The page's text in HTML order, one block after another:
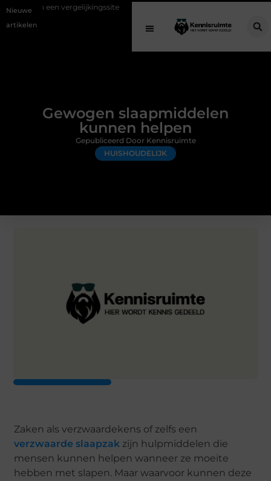
Nieuwe
artikelen
Schenking aan een goed doel: waarom geven
Gewogen slaapmiddelen
kunnen helpen
HUISHOUDELIJK
Gepubliceerd Door Kennisruimte
Zaken als verzwaardekens of zelfs een
verzwaarde slaapzak zijn hulpmiddelen die
mensen kunnen helpen wanneer ze moeite
hebben met slapen. Maar waarvoor kunnen deze